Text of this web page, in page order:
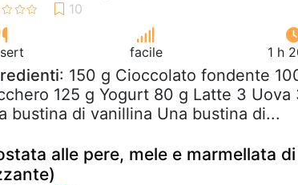
facile 1 h
: 150 g Cioccolato fondente
125 g Yogurt 80 g Latte 3
bustina di vanillina Una bustina di...
alle pere, mele e marmellata